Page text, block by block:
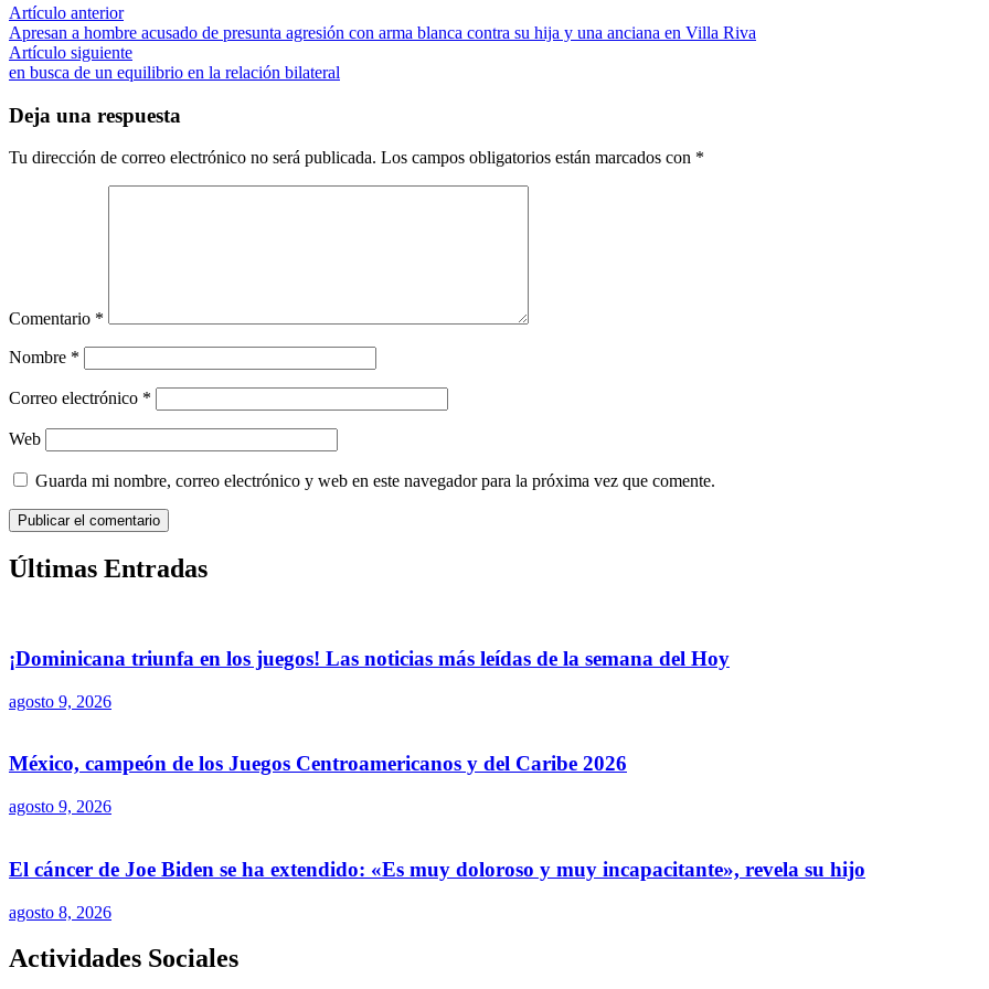
Navegación
de
entradas
Artículo anteriorArtículo
anterior:
Apresan a hombre acusado de presunta agresión con arma blanca contra su hija y una anciana en Villa Riva
Artículo siguienteArtículo
siguiente:
en busca de un equilibrio en la relación bilateral
Deja una respuesta
Tu dirección de correo electrónico no será publicada. Los campos obligatorios están marcados con *
Comentario *
Nombre *
Correo electrónico *
Web
Guarda mi nombre, correo electrónico y web en este navegador para la próxima vez que comente.
Últimas Entradas
¡Dominicana triunfa en los juegos! Las noticias más leídas de la semana del Hoy
agosto 9, 2026
México, campeón de los Juegos Centroamericanos y del Caribe 2026
agosto 9, 2026
El cáncer de Joe Biden se ha extendido: «Es muy doloroso y muy incapacitante», revela su hijo
agosto 8, 2026
Actividades Sociales